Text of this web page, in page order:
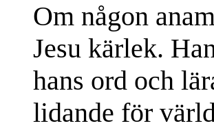
Om någon
Jesu kärlek.
hans ord och
lidande för